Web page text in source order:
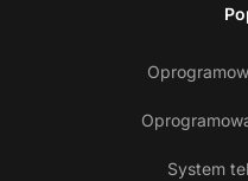
System